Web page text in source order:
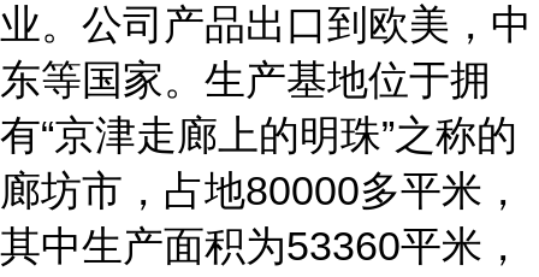
业。公司产品出口到欧美，中
东等国家。生产基地位于拥
有“京津走廊上的明珠”之称的
廊坊市，占地80000多平米，
其中生产面积为53360平米，